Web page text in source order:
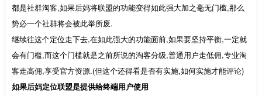
都是社群淘客,如果后妈将联盟的功能变得如此强大加之毫无门槛,那么
势必一个社群将会被此举所废.
继续往这个定位走下去,在如此强大的功能面前,如果要坚持平衡,一定就
会有门槛,而这个门槛就是之前所说的淘客分级,普通用户走低佣,专业淘
客走高佣,享受官方资源.(但这个还得看是否有实施,如何实施才能评论)
如果后妈定位联盟是提供给终端用户使用